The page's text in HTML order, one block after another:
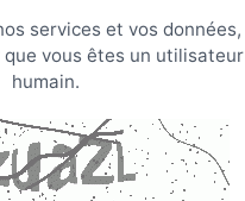
services et vos données,
vous êtes un utilisateur
humain.